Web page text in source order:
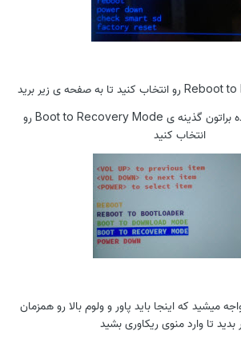
- از منویی که باز شده براتون گذینه ی Boot to Recovery Mode رو
انتخاب کنید
میشید که اینجا باید پاور و ولوم بالا رو همزمان
بدید تا وارد منوی ریکاوری بشید